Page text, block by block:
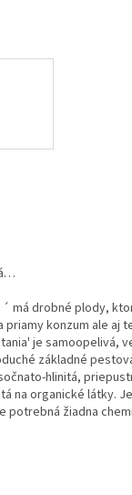
má drobné plody,
priamy konzum ale aj
je samoopelivá,
základné
hlinitá,
na organické látky.
potrebná žiadna